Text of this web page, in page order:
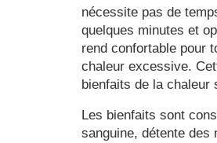
nécessite pas de
quelques minutes et
rend confortable pour
chaleur excessive.
bienfaits de la chaleur
Les bienfaits sont
sanguine, détente